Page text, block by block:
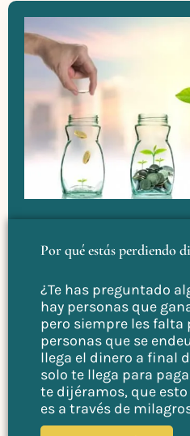
Por qué estás perdiendo
¿Te has preguntado
hay personas que
pero siempre les falta
personas que se
llega el dinero a final
solo te llega para
te dijéramos, que
es a través de